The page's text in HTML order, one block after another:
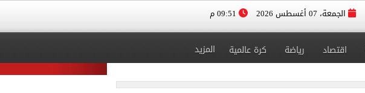
الجمعة، 07 أغسطس 2026
اقتصاد رياضة كرة عالمية المزيد